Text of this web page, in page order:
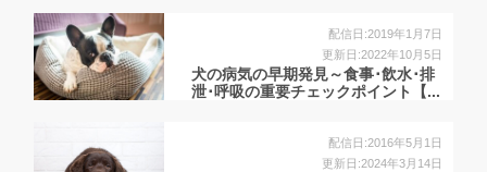
配信日:2019年1月7日
更新日:2022年10月5日
犬の病気の早期発見～食事･飲水･排
泄･呼吸の重要チェックポイント【...
配信日:2016年5月1日
更新日:2024年3月14日